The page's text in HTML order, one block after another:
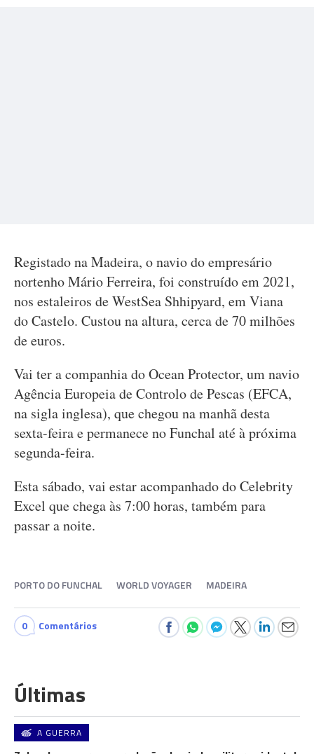
Registado na Madeira, o navio do empresário
nortenho Mário Ferreira, foi construído em 2021,
nos estaleiros de WestSea Shhipyard, em Viana
do Castelo. Custou na altura, cerca de 70 milhões
de euros.
Vai ter a companhia do Ocean Protector, um navio
Agência Europeia de Controlo de Pescas (EFCA,
na sigla inglesa), que chegou na manhã desta
sexta-feira e permanece no Funchal até à próxima
segunda-feira.
Esta sábado, vai estar acompanhado do Celebrity
Excel que chega às 7:00 horas, também para
passar a noite.
PORTO DO FUNCHAL WORLD VOYAGER MADEIRA
0 Comentários
Últimas
A GUERRA